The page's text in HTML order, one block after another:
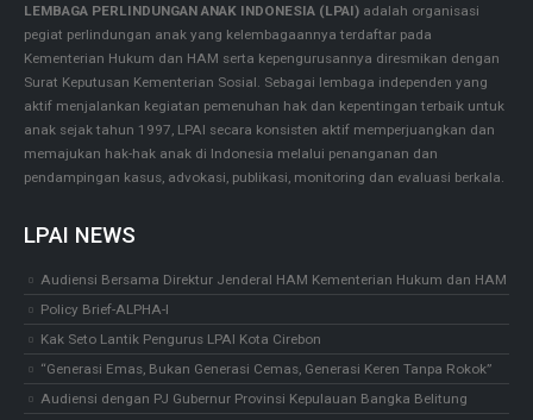
LEMBAGA PERLINDUNGAN ANAK INDONESIA (LPAI) adalah organisasi
pegiat perlindungan anak yang kelembagaannya terdaftar pada
Kementerian Hukum dan HAM serta kepengurusannya diresmikan dengan
Surat Keputusan Kementerian Sosial. Sebagai lembaga independen yang
aktif menjalankan kegiatan pemenuhan hak dan kepentingan terbaik untuk
anak sejak tahun 1997, LPAI secara konsisten aktif memperjuangkan dan
memajukan hak-hak anak di Indonesia melalui penanganan dan
pendampingan kasus, advokasi, publikasi, monitoring dan evaluasi berkala.
LPAI NEWS
Audiensi Bersama Direktur Jenderal HAM Kementerian Hukum dan HAM
Policy Brief-ALPHA-I
Kak Seto Lantik Pengurus LPAI Kota Cirebon
“Generasi Emas, Bukan Generasi Cemas, Generasi Keren Tanpa Rokok”
Audiensi dengan PJ Gubernur Provinsi Kepulauan Bangka Belitung